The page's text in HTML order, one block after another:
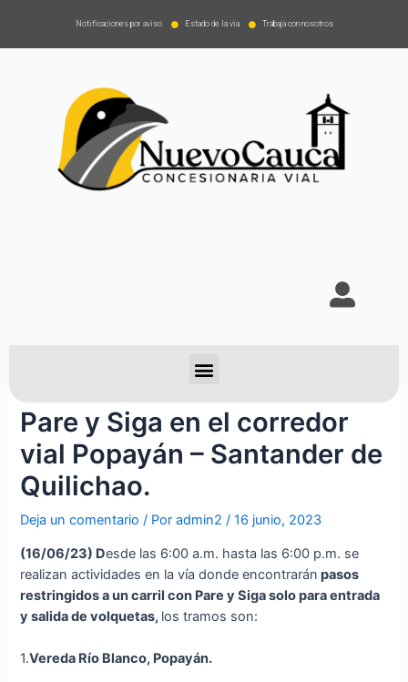
Notificaciones por aviso Estado de la via Trabaja con nosotros
Pare y Siga en el corredor
vial Popayán – Santander de
Quilichao.
Deja un comentario / Poradmin2 /16 junio, 2023
(16/06/23) Desde las 6:00 a.m. hasta las 6:00 p.m. se
realizan actividades en la vía donde encontrarán pasos
restringidos a un carril con Pare y Siga solo para entrada
y salida de volquetas, los tramos son:
1.Vereda Río Blanco, Popayán.